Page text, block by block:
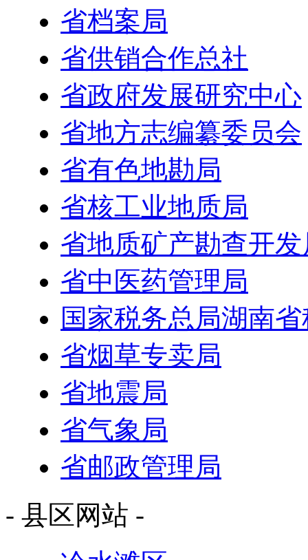
省档案局
省供销合作总社
省政府发展研究中心
省地方志编纂委员会
省有色地勘局
省核工业地质局
省地质矿产勘查开发
省中医药管理局
国家税务总局湖南
省烟草专卖局
省地震局
省气象局
省邮政管理局
- 县区网站 -